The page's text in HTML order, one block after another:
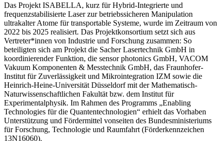
Das Projekt ISABELLA, kurz für Hybrid-Integrierte und
frequenzstabilisierte Laser zur betriebssicheren Manipulation
ultrakalter Atome für transportable Systeme, wurde im Zeitraum von
2022 bis 2025 realisiert. Das Projektkonsortium setzt sich aus
Vertreter*innen von Industrie und Forschung zusammen: So
beteiligten sich am Projekt die Sacher Lasertechnik GmbH in
koordinierender Funktion, die sensor photonics GmbH, VACOM
Vakuum Komponenten & Messtechnik GmbH, das Fraunhofer-
Institut für Zuverlässigkeit und Mikrointegration IZM sowie die
Heinrich-Heine-Universität Düsseldorf mit der Mathematisch-
Naturwissenschaftlichen Fakultät bzw. dem Institut für
Experimentalphysik. Im Rahmen des Programms „Enabling
Technologies für die Quantentechnologien“ erhielt das Vorhaben
Unterstützung und Fördermittel vonseiten des Bundesministeriums
für Forschung, Technologie und Raumfahrt (Förderkennzeichen
13N16060).